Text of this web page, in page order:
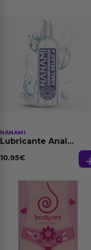
NANAMI
Lubricante Anal
Dilatación Base Agua
10.95€